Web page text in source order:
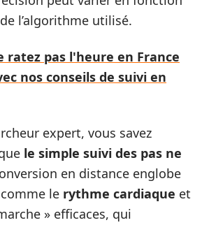
l’algorithme utilisé.
ratez pas l'heure en France
nos conseils de suivi en
expert, vous savez
le simple suivi des pas ne
en distance englobe
le rythme cardiaque et
» efficaces, qui